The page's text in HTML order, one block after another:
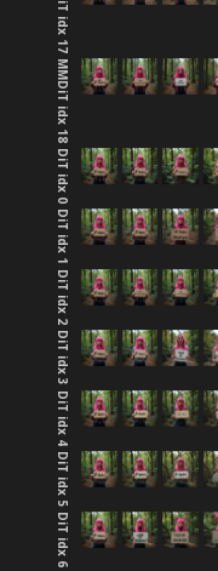
MMDiT idx 18
DiT idx 0
DiT idx 1
DiT idx 2
DiT idx 3
DiT idx 4
DiT idx 5
DiT idx 6